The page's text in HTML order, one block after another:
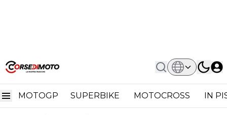
MOTOGP SUPERBIKE MOTOCROSS IN